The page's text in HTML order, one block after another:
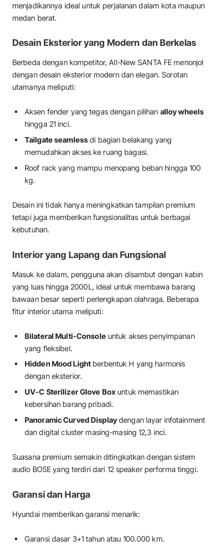
menjadikannya ideal untuk perjalanan dalam kota maupun
medan berat.
Desain Eksterior yang Modern dan Berkelas
Berbeda dengan kompetitor, All-New SANTA FE menonjol
dengan desain eksterior modern dan elegan. Sorotan
utamanya meliputi:
Aksen fender yang tegas dengan pilihan alloy wheels
hingga 21 inci.
Tailgate seamless di bagian belakang yang
memudahkan akses ke ruang bagasi.
Roof rack yang mampu menopang beban hingga 100
kg.
Desain ini tidak hanya meningkatkan tampilan premium
tetapi juga memberikan fungsionalitas untuk berbagai
kebutuhan.
Interior yang Lapang dan Fungsional
Masuk ke dalam, pengguna akan disambut dengan kabin
yang luas hingga 2000L, ideal untuk membawa barang
bawaan besar seperti perlengkapan olahraga. Beberapa
fitur interior utama meliputi:
Bilateral Multi-Consoleuntuk akses penyimpanan
yang fleksibel.
Hidden Mood Lightberbentuk H yang harmonis
dengan eksterior.
UV-C Sterilizer Glove Box untuk memastikan
kebersihan barang pribadi.
Panoramic Curved Displaydengan layar infotainment
dan digital cluster masing-masing 12,3 inci.
Suasana premium semakin ditingkatkan dengan sistem
audio BOSE yang terdiri dari 12 speaker performa tinggi.
Garansi dan Harga
Hyundai memberikan garansi menarik:
Garansi dasar 3+1 tahun atau 100.000 km.